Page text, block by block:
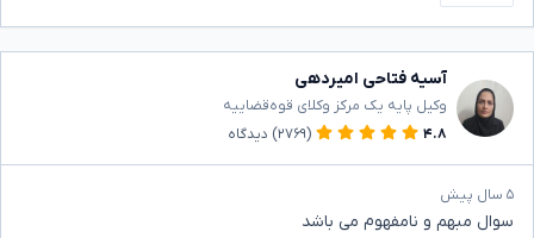
آسیه فتاحی امیردهی
وکیل پایه یک مرکز وکلای قوه‌قضاییه
۴.۸
(۲۷۶۹) دیدگاه
۵ سال پیش
سوال مبهم و نامفهوم می باشد